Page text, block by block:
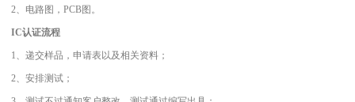
2、电路图，PCB图。
IC认证流程
1、递交样品，申请表以及相关资料；
2、安排测试；